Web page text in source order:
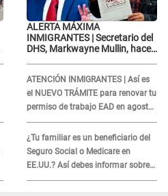
ALERTA MÁXIMA
INMIGRANTES | Secretario del
DHS, Markwayne Mullin, hace
ATENCIÓN INMIGRANTES | Así es
el NUEVO TRÁMITE para renovar tu
permiso de trabajo EAD en agosto
del 2026
¿Tu familiar es un beneficiario del
Seguro Social o Medicare en
EE.UU.? Así debes informar sobre
su muerte para EVITAR COBROS